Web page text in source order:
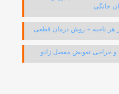
خانگی
هر ناحیه + روش درمان قطعی
و جراحی تعویض مفصل زانو